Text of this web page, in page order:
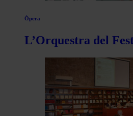
Òpera
L’Orquestra del